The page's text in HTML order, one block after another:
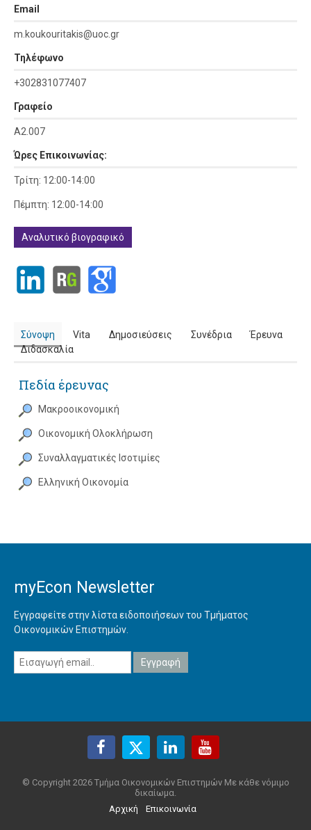
Εmail
m.koukouritakis@uoc.gr
Τηλέφωνο
+302831077407
Γραφείο
Α2.007
Ώρες Επικοινωνίας:
Τρίτη: 12:00-14:00
Πέμπτη: 12:00-14:00
Αναλυτικό βιογραφικό
Σύνοψη Vita Δημοσιεύσεις Συνέδρια
Έρευνα
Διδασκαλία
Πεδία έρευνας
Μακροοικονομική
Οικονομική Ολοκλήρωση
Συναλλαγματικές Ισοτιμίες
Ελληνική Οικονομία
myEcon Newsletter
Εγγραφείτε στην λίστα ειδοποιήσεων του Τμήματος
Οικονομικών Επιστημών.
© Copyright 2026 Τμήμα Οικονομικών Επιστημών Με κάθε νόμιμο
δικαίωμα.
Αρχική
Επικοινωνία